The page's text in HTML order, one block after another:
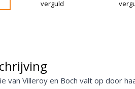
van Villeroy en Boch valt op door